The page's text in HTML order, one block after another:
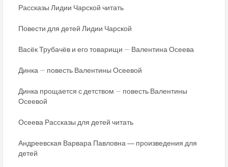
Рассказы Лидии Чарской читать
Повести для детей Лидии Чарской
Васёк Трубачёв и его товарищи — Валентина Осеева
Динка — повесть Валентины Осеевой
Динка прощается с детством — повесть Валентины
Осеевой
Осеева Рассказы для детей читать
Андреевская Варвара Павловна ― произведения для
детей